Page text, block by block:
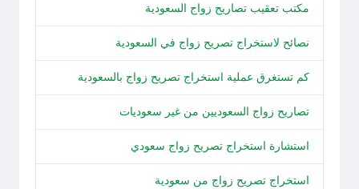
مكتب تعقيب تصاريح زواج السعودية
نصائح لاستخراج تصريح زواج في السعودية
كم تستغرق عملية استخراج تصريح زواج بالسعودية
تصاريح زواج السعوديين من غير سعوديات
استشارة استخراج تصريح زواج سعودي
استخراج تصريح زواج من سعودية